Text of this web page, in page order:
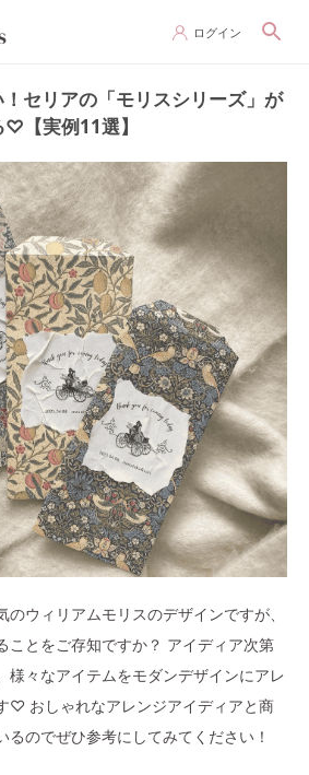
ログイン
セリアの「モリスシリーズ」が
【実例11選】
ウィリアムモリスのデザインですが、
ことをご存知ですか？ アイディア次第
様々なアイテムをモダンデザインにアレ
♡ おしゃれなアレンジアイディアと商
るのでぜひ参考にしてみてください！